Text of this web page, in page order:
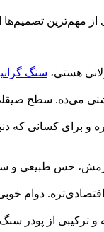
هستی، سنگ
و برای کسانی که